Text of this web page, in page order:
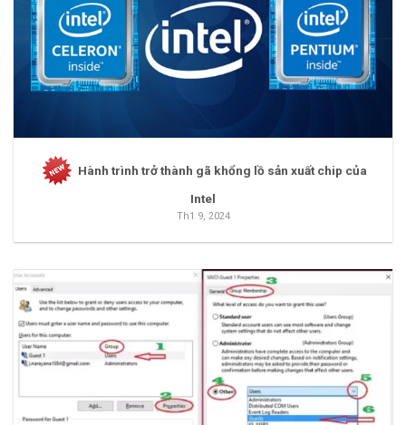
Hành trình trở thành gã khổng lồ sản xuất chip của
Intel
Th1 9, 2024